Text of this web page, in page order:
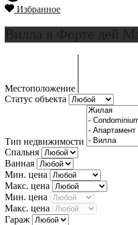
Избранное
Местоположение
Статус объекта
Тип недвижимости
Спальня
Ванная
Мин. цена
Макс. цена
Мин. цена
Макс. цена
Гараж